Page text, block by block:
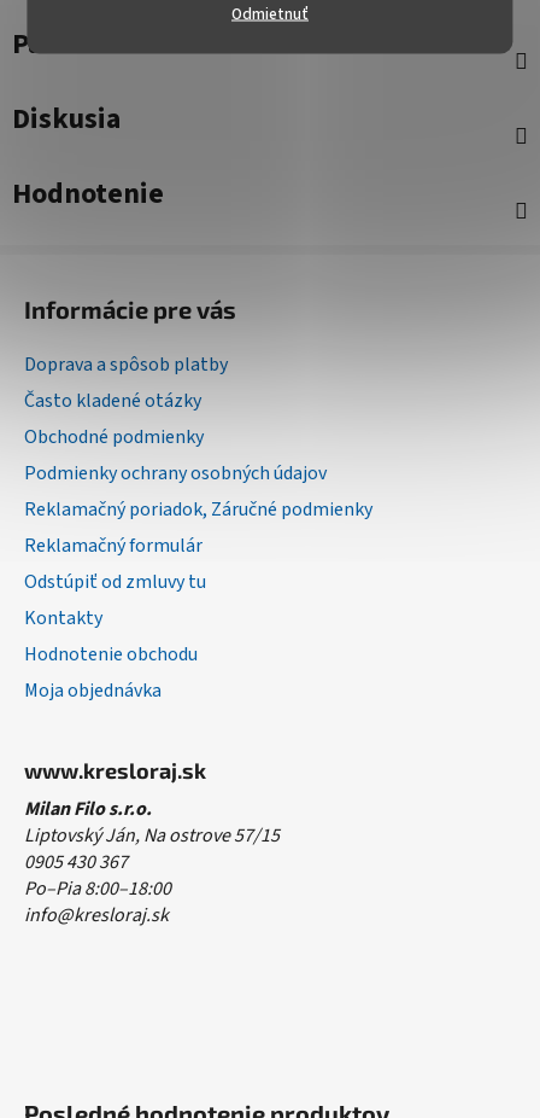
Odmietnuť
Parametre
Diskusia
Hodnotenie
Informácie pre vás
Doprava a spôsob platby
Často kladené otázky
Obchodné podmienky
Podmienky ochrany osobných údajov
Reklamačný poriadok, Záručné podmienky
Reklamačný formulár
Odstúpiť od zmluvy tu
Kontakty
Hodnotenie obchodu
Moja objednávka
www.kresloraj.sk
Milan Filo s.r.o.
Liptovský Ján, Na ostrove 57/15
0905 430 367
Po–Pia 8:00–18:00
info@kresloraj.sk